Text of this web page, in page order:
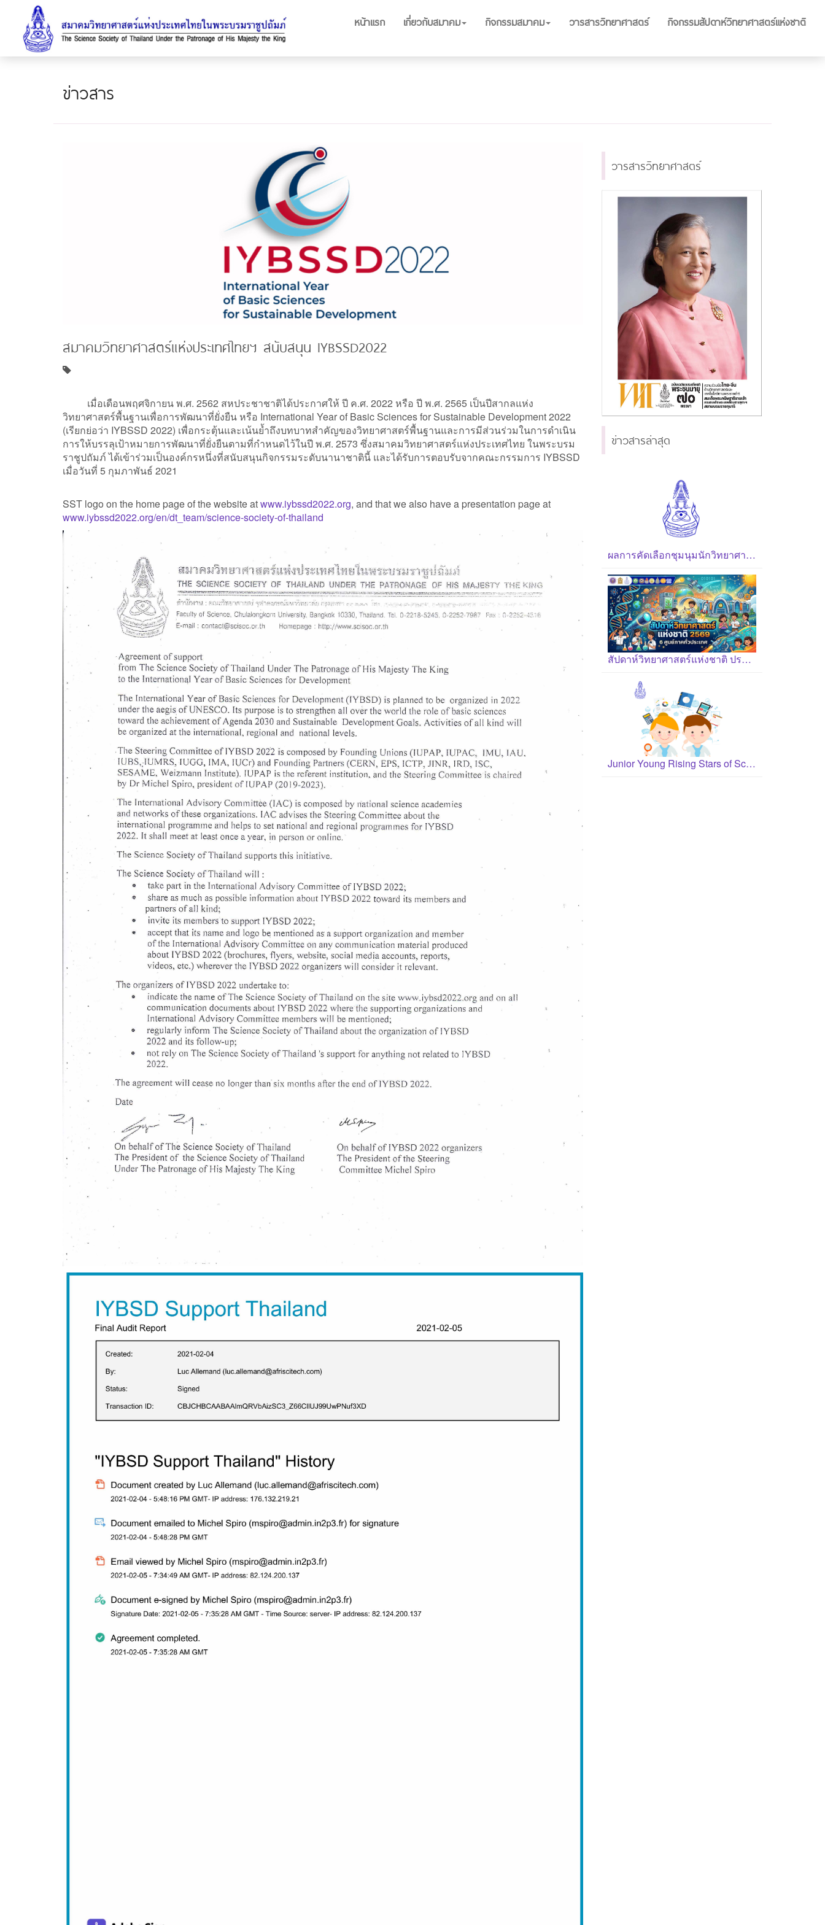
หน้าแรก เกี่ยวกับสมาคม กิจกรรมสมาคม วารสารวิทยาศาสตร์ กิจกรรมสัปดาห์วิทยาศาสตร์แห่งชาติ
ข่าวสาร
สมาคมวิทยาศาสตร์แห่งประเทศไทยฯ สนับสนุน IYBSSD2022
เมื่อเดือนพฤศจิกายน พ.ศ. 2562 สหประชาชาติได้ประกาศให้ ปี ค.ศ. 2022 หรือ ปี พ.ศ. 2565 เป็นปีสากลแห่ง
วิทยาศาสตร์พื้นฐานเพื่อการพัฒนาที่ยั่งยืน หรือ International Year of Basic Sciences for Sustainable Development 2022
(เรียกย่อว่า IYBSSD 2022) เพื่อกระตุ้นและเน้นย้ำถึงบทบาทสำคัญของวิทยาศาสตร์พื้นฐานและการมีส่วนร่วมในการดำเนิน
การให้บรรลุเป้าหมายการพัฒนาที่ยั่งยืนตามที่กำหนดไว้ในปี พ.ศ. 2573 ซึ่งสมาคมวิทยาศาสตร์แห่งประเทศไทย ในพระบรม
ราชูปถัมภ์ ได้เข้าร่วมเป็นองค์กรหนึ่งที่สนับสนุนกิจกรรมระดับนานาชาตินี้ และได้รับการตอบรับจากคณะกรรมการ IYBSSD
เมื่อวันที่ 5 กุมภาพันธ์ 2021
SST logo on the home page of the website atwww.iybssd2022.org, and that we also have a presentation page at
www.iybssd2022.org/en/dt_team/science-society-of-thailand
วารสารวิทยาศาสตร์
ข่าวสารล่าสุด
ผลการคัดเลือกชุมนุมนักวิทยาศาสตร์รุ่นเยาว์ ปี 2569
สัปดาห์วิทยาศาสตร์แห่งชาติ ประจำปี 2569
Junior Young Rising Stars of Science Award 2026